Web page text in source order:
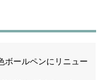
ボールペンにリニュー